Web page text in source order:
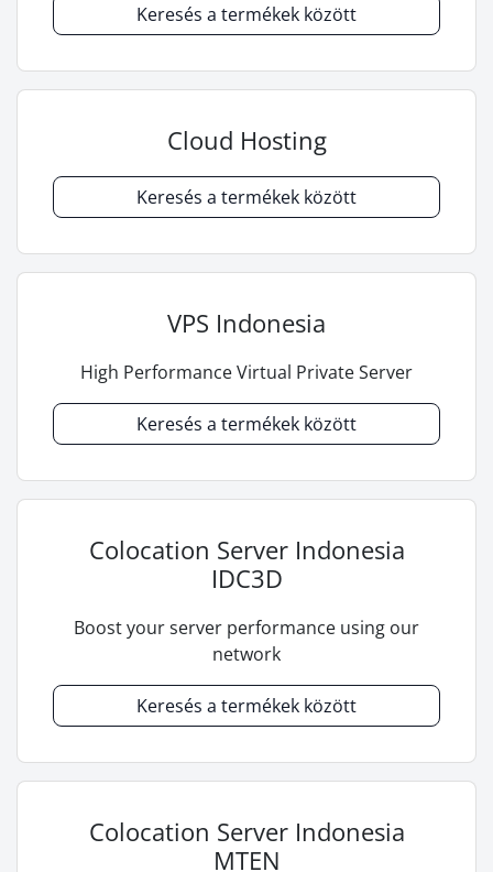
Keresés a termékek között
Cloud Hosting
Keresés a termékek között
VPS Indonesia
High Performance Virtual Private Server
Keresés a termékek között
Colocation Server Indonesia
IDC3D
Boost your server performance using our
network
Keresés a termékek között
Colocation Server Indonesia
MTEN